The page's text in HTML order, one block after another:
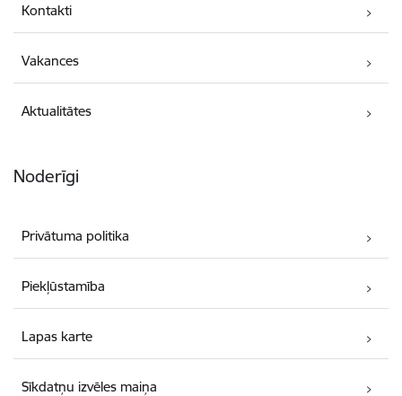
Kontakti
Vakances
Aktualitātes
Noderīgi
Privātuma politika
Piekļūstamība
Lapas karte
Sīkdatņu izvēles maiņa